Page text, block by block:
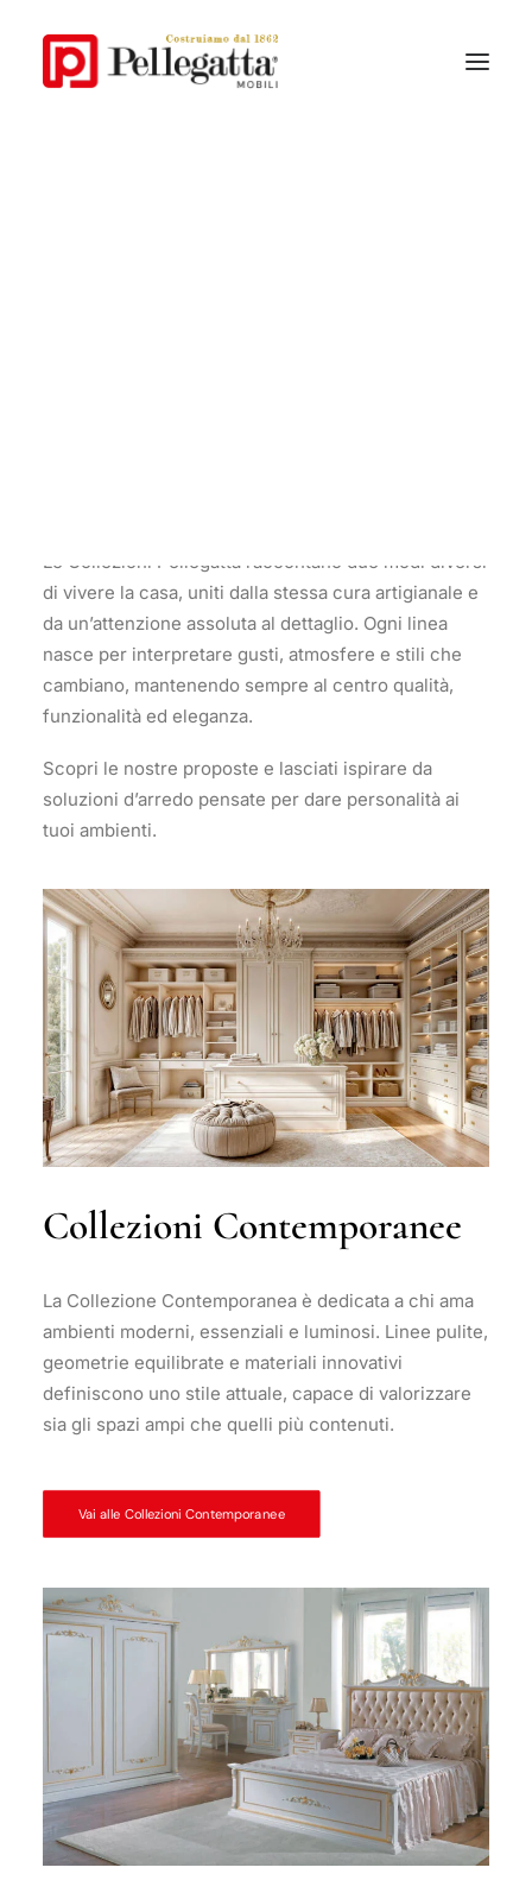
Le Collezioni Pellegatta raccontano due modi diversi
di vivere la casa, uniti dalla stessa cura artigianale e
da un’attenzione assoluta al dettaglio. Ogni linea
nasce per interpretare gusti, atmosfere e stili che
cambiano, mantenendo sempre al centro qualità,
funzionalità ed eleganza.
Scopri le nostre proposte e lasciati ispirare da
soluzioni d’arredo pensate per dare personalità ai
tuoi ambienti.
Collezioni Contemporanee
La Collezione Contemporanea è dedicata a chi ama
ambienti moderni, essenziali e luminosi. Linee pulite,
geometrie equilibrate e materiali innovativi
definiscono uno stile attuale, capace di valorizzare
sia gli spazi ampi che quelli più contenuti.
Vai alle Collezioni Contemporanee